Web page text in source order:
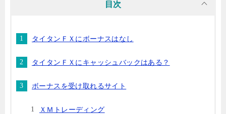
目次
タイタンＦＸにボーナスはなし
タイタンＦＸにキャッシュバックはある？
ボーナスを受け取れるサイト
ＸＭトレーディング